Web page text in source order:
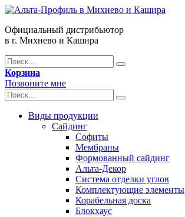
Официальный дистрибьютор
в г. Михнево и Кашира
Корзина
Позвоните мне
Виды продукции
Сайдинг
Софиты
Мембраны
Формованный сайдинг
Альта-Декор
Система отделки углов
Комплектующие элементы
Корабельная доска
Блокхаус